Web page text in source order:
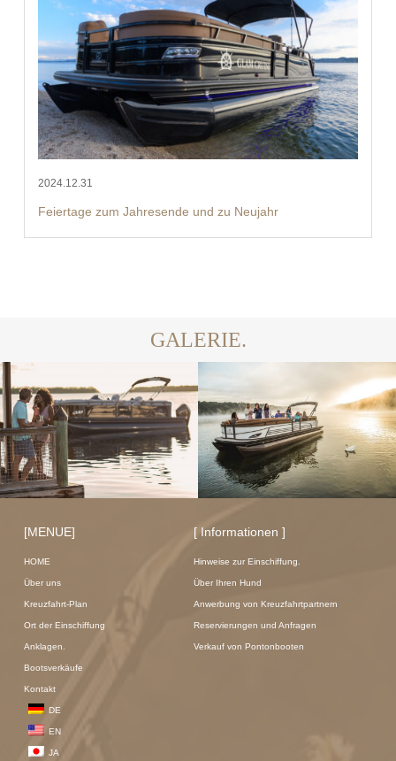
2024.12.31
Feiertage zum Jahresende und zu Neujahr
GALERIE.
[MENUE]
HOME
Über uns
Kreuzfahrt-Plan
Ort der Einschiffung
Anklagen.
Bootsverkäufe
Kontakt
DE
EN
JA
[ Informationen ]
Hinweise zur Einschiffung.
Über Ihren Hund
Anwerbung von Kreuzfahrtpartnern
Reservierungen und Anfragen
Verkauf von Pontonbooten